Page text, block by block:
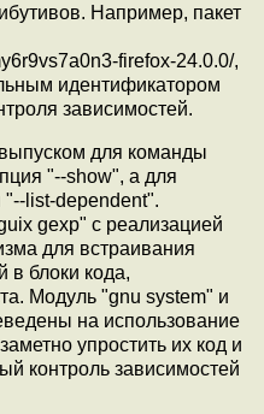
Например, пакет
firefox-24.0.0/,
идентификатором
зависимостей.
для команды
"--show", а для
list-dependent".
gexp" c реализацией
для встраивания
в блоки кода,
Модуль "gnu system" и
на использование
упростить их код и
контроль зависимостей